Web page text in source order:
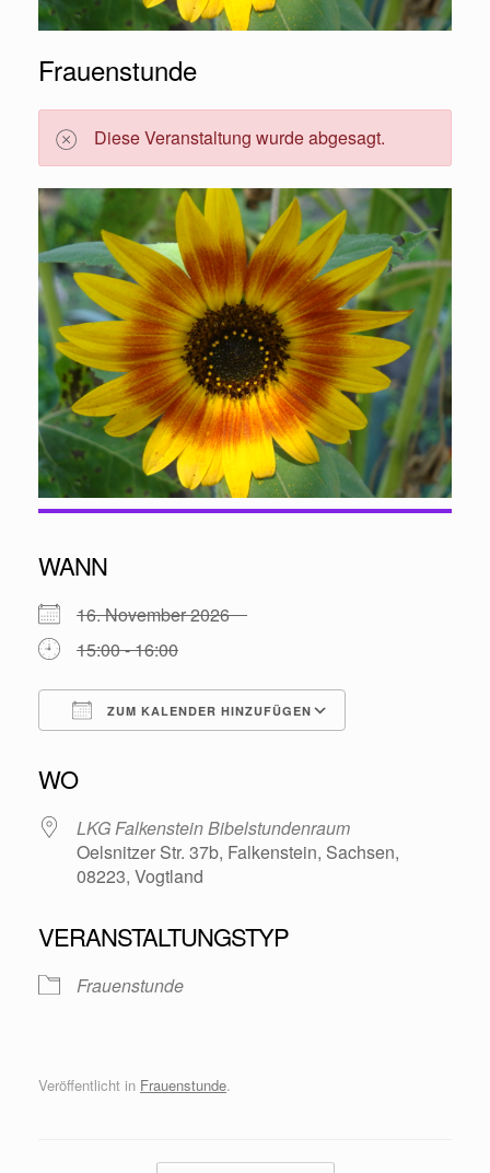
Frauenstunde
Diese Veranstaltung wurde abgesagt.
WANN
16. November 2026
15:00 - 16:00
ZUM KALENDER HINZUFÜGEN
WO
LKG Falkenstein Bibelstundenraum
Oelsnitzer Str. 37b, Falkenstein, Sachsen,
08223, Vogtland
VERANSTALTUNGSTYP
Frauenstunde
Veröffentlicht in Frauenstunde.